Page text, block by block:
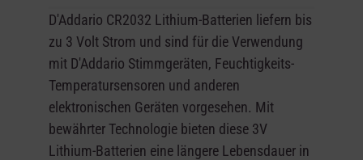
D'Addario CR2032 Lithium-Batterien liefern bis
zu 3 Volt Strom und sind für die Verwendung
mit D'Addario Stimmgeräten, Feuchtigkeits-
Temperatursensoren und anderen
elektronischen Geräten vorgesehen. Mit
bewährter Technologie bieten diese 3V
Lithium-Batterien eine längere Lebensdauer in